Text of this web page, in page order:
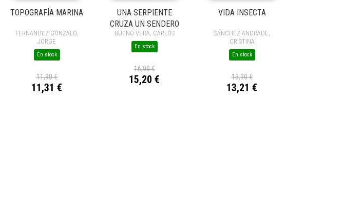
TOPOGRAFÍA MARINA
FERNANDEZ GONZALO,
JORGE
En stock
11,90 €
11,31 €
UNA SERPIENTE
CRUZA UN SENDERO
BUENO VERA, CARLOS
En stock
16,00 €
15,20 €
VIDA INSECTA
SÁNCHEZ-ANDRADE,
CRISTINA
En stock
13,90 €
13,21 €